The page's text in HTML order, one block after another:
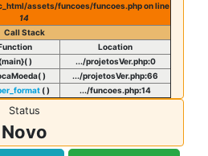
assets/funcoes/funcoes.php on line
14
Call Stack
Location
) .../projetosVer.php:0
) .../projetosVer.php:66
( ) .../funcoes.php:14
Status
Novo